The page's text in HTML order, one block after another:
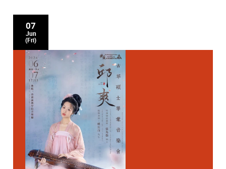
07
Jun
(Fri)